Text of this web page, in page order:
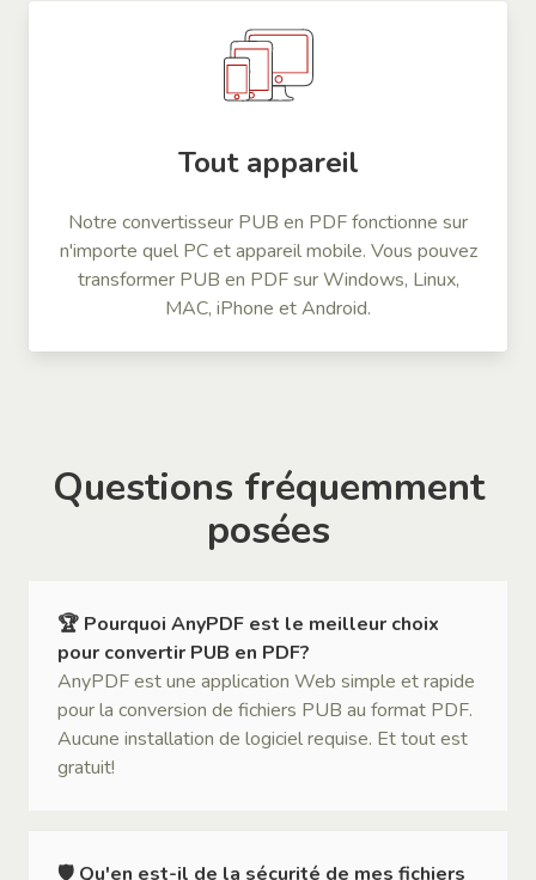
Tout appareil
Notre convertisseur PUB en PDF fonctionne sur
n'importe quel PC et appareil mobile. Vous pouvez
transformer PUB en PDF sur Windows, Linux,
MAC, iPhone et Android.
Questions fréquemment
posées
🏆 Pourquoi AnyPDF est le meilleur choix
pour convertir PUB en PDF?
AnyPDF est une application Web simple et rapide
pour la conversion de fichiers PUB au format PDF.
Aucune installation de logiciel requise. Et tout est
gratuit!
🛡 Qu'en est-il de la sécurité de mes fichiers